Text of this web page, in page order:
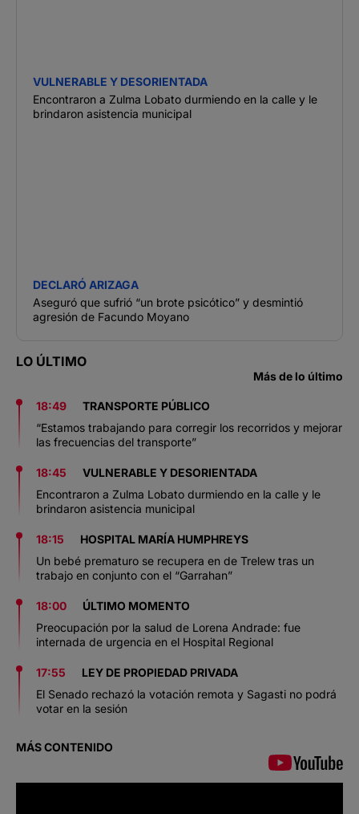
VULNERABLE Y DESORIENTADA
Encontraron a Zulma Lobato durmiendo en la calle y le
brindaron asistencia municipal
DECLARÓ ARIZAGA
Aseguró que sufrió “un brote psicótico” y desmintió
agresión de Facundo Moyano
LO ÚLTIMO
Más de lo último
18:49
TRANSPORTE PÚBLICO
“Estamos trabajando para corregir los recorridos y mejorar
las frecuencias del transporte”
18:45
VULNERABLE Y DESORIENTADA
Encontraron a Zulma Lobato durmiendo en la calle y le
brindaron asistencia municipal
18:15
HOSPITAL MARÍA HUMPHREYS
Un bebé prematuro se recupera en de Trelew tras un
trabajo en conjunto con el “Garrahan”
18:00
ÚLTIMO MOMENTO
Preocupación por la salud de Lorena Andrade: fue
internada de urgencia en el Hospital Regional
17:55
LEY DE PROPIEDAD PRIVADA
El Senado rechazó la votación remota y Sagasti no podrá
votar en la sesión
MÁS CONTENIDO